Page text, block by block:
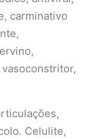
carminativo
Celulite,